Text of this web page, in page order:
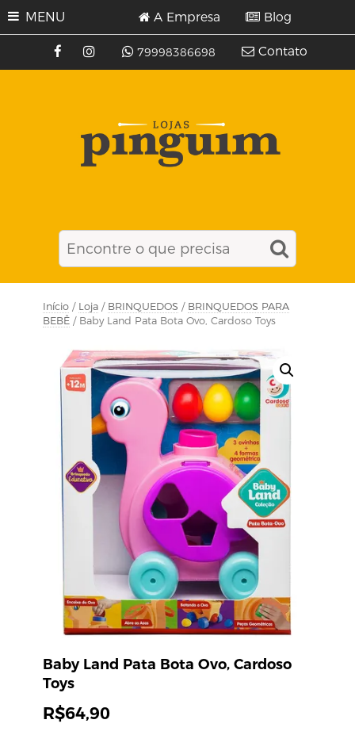
MENU
79998386698
A Empresa Blog
Contato
Início / Loja / BRINQUEDOS / BRINQUEDOS PARA
BEBÊ / Baby Land Pata Bota Ovo, Cardoso Toys
Baby Land Pata Bota Ovo, Cardoso
Toys
R$64,90